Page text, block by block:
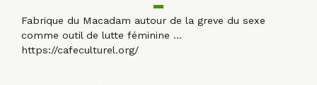
Fabrique du Macadam autour de la greve du sexe
comme outil de lutte féminine …
https://cafeculturel.org/